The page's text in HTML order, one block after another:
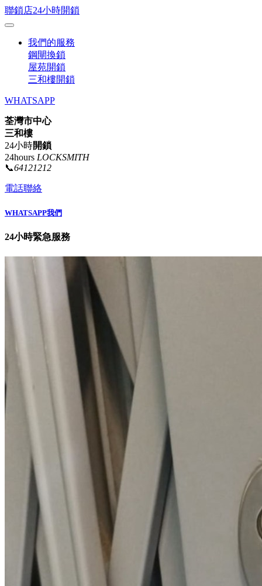
聯鎖店24小時開鎖
我們的服務
鋼閘換鎖
屋苑開鎖
三和樓開鎖
WHATSAPP
荃灣市中心
三和樓
24小時開鎖
24hours LOCKSMITH
📞64121212
電話聯絡
WHATSAPP我們
24小時緊急服務